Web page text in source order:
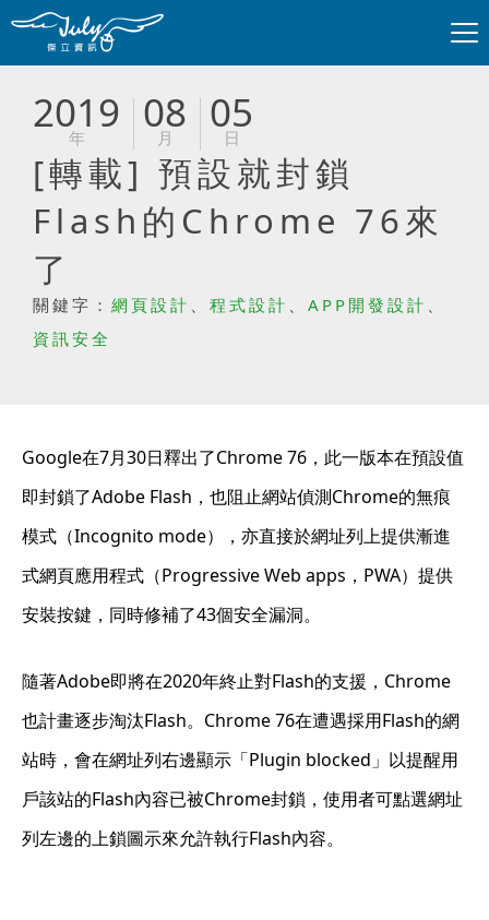
2019
年 08
月 05
日
[轉載] 預設就封鎖
Flash的Chrome 76來
了
關鍵字： 網頁設計 、 程式設計 、 APP開發設計 、
資訊安全
Google在7月30日釋出了Chrome 76，此一版本在預設值
即封鎖了Adobe Flash，也阻止網站偵測Chrome的無痕
模式（Incognito mode），亦直接於網址列上提供漸進
式網頁應用程式（Progressive Web apps，PWA）提供
安裝按鍵，同時修補了43個安全漏洞。
隨著Adobe即將在2020年終止對Flash的支援，Chrome
也計畫逐步淘汰Flash。Chrome 76在遭遇採用Flash的網
站時，會在網址列右邊顯示「Plugin blocked」以提醒用
戶該站的Flash內容已被Chrome封鎖，使用者可點選網址
列左邊的上鎖圖示來允許執行Flash內容。